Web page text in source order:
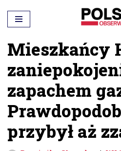
Przejdź
do
treści
Mieszkańcy
zapachem
przybył aż